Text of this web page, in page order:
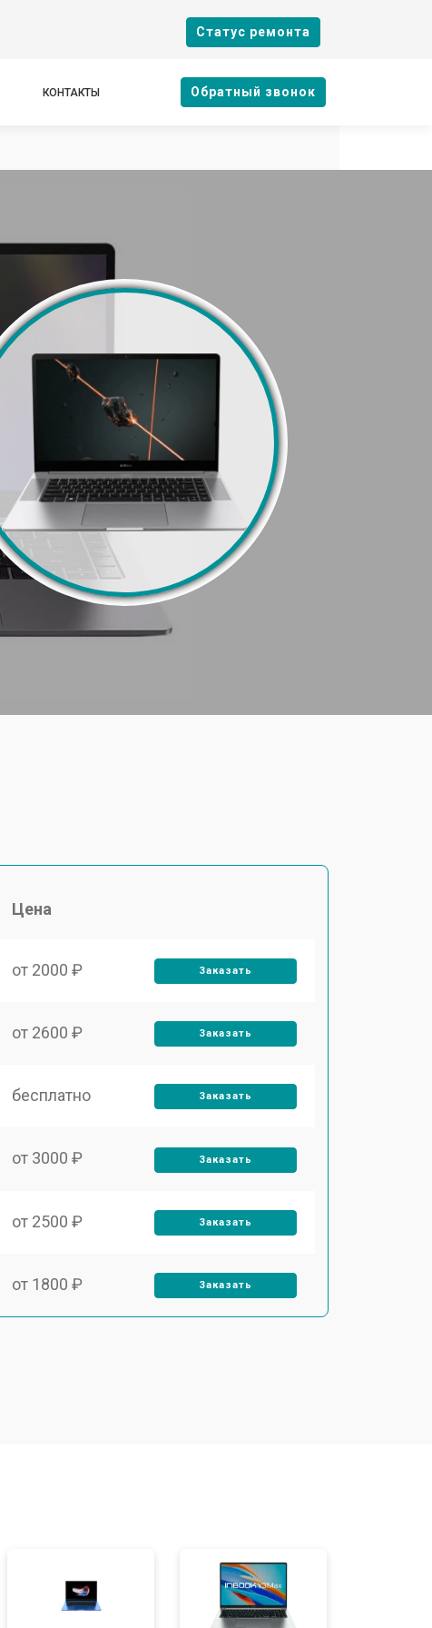
Cтатус ремонта
КОНТАКТЫ Oбратный звонок
Цена
от 2000 ₽ Заказать
от 2600 ₽ Заказать
бесплатно Заказать
от 3000 ₽ Заказать
от 2500 ₽ Заказать
от 1800 ₽ Заказать
от 2300 ₽ Заказать